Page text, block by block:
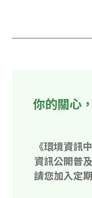
你的關心
《環境資訊
資訊公開普
請您加入定